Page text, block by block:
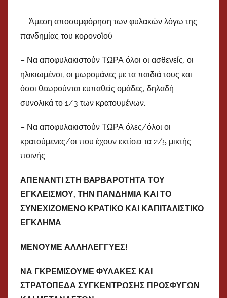
– Άμεση αποσυμφόρηση των φυλακών λόγω της
πανδημίας του κορονοϊού.
– Να αποφυλακιστούν ΤΩΡΑ όλοι οι ασθενείς, οι
ηλικιωμένοι, οι μωρομάνες με τα παιδιά τους και
όσοι θεωρούνται ευπαθείς ομάδες, δηλαδή
συνολικά το 1/3 των κρατουμένων.
– Να αποφυλακιστούν ΤΩΡΑ όλες/όλοι οι
κρατούμενες/οι που έχουν εκτίσει τα 2/5 μικτής
ποινής.
ΑΠΕΝΑΝΤΙ ΣΤΗ BAΡΒΑΡΟΤΗΤΑ ΤΟΥ
ΕΓΚΛΕΙΣΜΟΥ, ΤΗΝ ΠΑΝΔΗΜΙΑ ΚΑΙ ΤΟ
ΣΥΝΕΧΙΖΟΜΕΝΟ ΚΡΑΤΙΚΟ ΚΑΙ ΚΑΠΙΤΑΛΙΣΤΙΚΟ
ΕΓΚΛΗΜΑ
ΜΕΝΟΥΜΕ ΑΛΛΗΛΕΓΓΥΕΣ!
ΝΑ ΓΚΡΕΜΙΣΟΥΜΕ ΦΥΛΑΚΕΣ ΚΑΙ
ΣΤΡΑΤΟΠΕΔΑ ΣΥΓΚΕΝΤΡΩΣΗΣ ΠΡΟΣΦΥΓΩΝ